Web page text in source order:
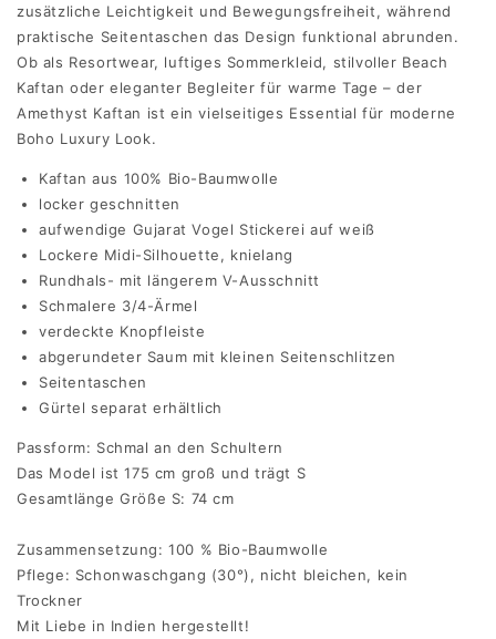
zusätzliche Leichtigkeit und Bewegungsfreiheit, während
praktische Seitentaschen das Design funktional abrunden.
Ob als Resortwear, luftiges Sommerkleid, stilvoller Beach
Kaftan oder eleganter Begleiter für warme Tage – der
Amethyst Kaftan ist ein vielseitiges Essential für moderne
Boho Luxury Look.
Kaftan aus 100% Bio-Baumwolle
locker geschnitten
aufwendige Gujarat Vogel Stickerei auf weiß
Lockere Midi-Silhouette, knielang
Rundhals- mit längerem V-Ausschnitt
Schmalere 3/4-Ärmel
verdeckte Knopfleiste
abgerundeter Saum mit kleinen Seitenschlitzen
Seitentaschen
Gürtel separat erhältlich
Passform: Schmal an den Schultern
Das Model ist 175 cm groß und trägt S
Gesamtlänge Größe S: 74 cm
Zusammensetzung: 100 % Bio-Baumwolle
Pflege: Schonwaschgang (30°), nicht bleichen, kein
Trockner
Mit Liebe in Indien hergestellt!